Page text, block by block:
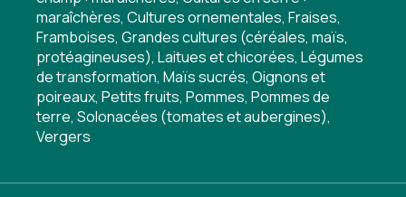
maraîchères, Cultures ornementales, Fraises,
Framboises, Grandes cultures (céréales, maïs,
protéagineuses), Laitues et chicorées, Légumes
de transformation, Maïs sucrés, Oignons et
poireaux, Petits fruits, Pommes, Pommes de
terre, Solonacées (tomates et aubergines),
Vergers